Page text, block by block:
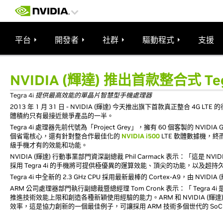
平台 開發者 社群 驅動程式 支援
NVIDIA (輝達) 推出首款整合式
Tegra 4i 提供最高效能的單晶片智慧型手機處理器
2013 年 1 月 31 日 - NVIDIA (輝達) 今天推出旗下首款真正整合 4G LTE
體積約只有最接近競爭產品的一半。
Tegra 4i 處理器先前代號為「Project Grey」，擁有 60 個客製的 NVIDIA
個省電核心，還有針對整合作最佳化的 NVIDIA i500 LTE 軟體數據機，
級手機才有的效能和功能。
NVIDIA (輝達) 行動事業部門資深副總裁 Phil Carmack 表示：「這是
採用 Tegra 4i 的手機將可提供極優異的運算效能、頂尖的功能，以及超持
Tegra 4i 中全新的 2.3 GHz CPU 採用最新最棒的 Cortex-A9，由 NVIDIA
ARM 公司處理器部門執行副總裁暨總經理 Tom Cronk 表示：「 Tegra
推進技術效能上限和創造各種新穎使用經驗的能力。ARM 和 NVIDIA (輝
效率，這是協力創新的一個最佳例子，可讓採用 ARM 技術多個世代的